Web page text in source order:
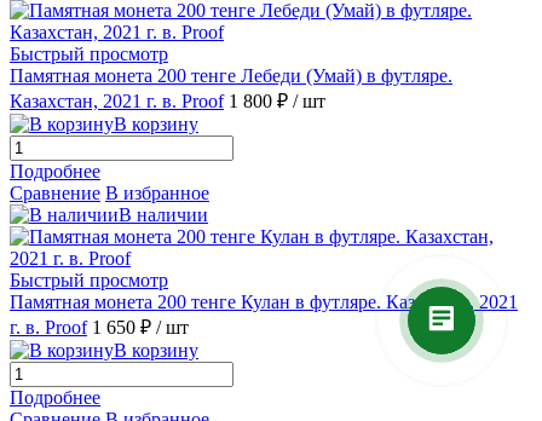
Быстрый просмотр
Памятная монета 200 тенге Лебеди (Умай) в футляре.
Казахстан, 2021 г. в. Proof 1 800 ₽ / шт
В корзину
Подробнее
Сравнение В избранное
В наличии
Быстрый просмотр
Памятная монета 200 тенге Кулан в футляре. Казахстан, 2021
г. в. Proof 1 650 ₽ / шт
В корзину
Подробнее